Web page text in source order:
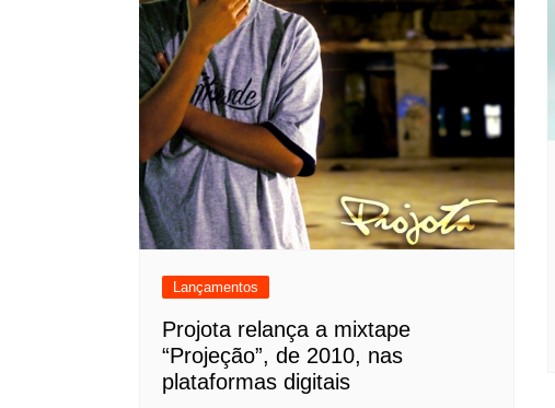
Lançamentos
Projota relança a mixtape
“Projeção”, de 2010, nas
plataformas digitais